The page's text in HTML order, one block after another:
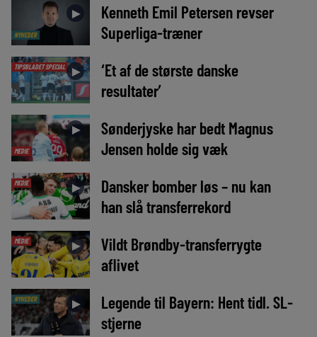
NYHEDER
►
Kenneth Emil Petersen revser
Superliga-træner
TIPSBLADET SPECIAL ►
‘Et af de største danske
resultater’
MEDIE
►
Sønderjyske har bedt Magnus
Jensen holde sig væk
MEDIE ►
Dansker bomber løs – nu kan
han slå transferrekord
MEDIE ►
Vildt Brøndby-transferrygte
aflivet
NYHEDER ►
Legende til Bayern: Hent tidl. SL-
stjerne